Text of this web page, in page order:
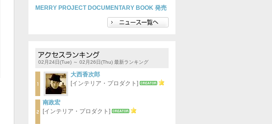
MERRY PROJECT DOCUMENTARY BOOK 発売
02月24日(Tue) ～ 02月26日(Thu) 最新ランキング
大西香次郎
[インテリア・プロダクト]
南政宏
[インテリア・プロダクト]